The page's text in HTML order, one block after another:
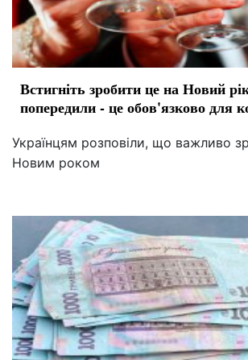
Встигніть зробити це на Новий
попередили - це обов'язково для
Українцям розповіли, що важливо
Новим роком